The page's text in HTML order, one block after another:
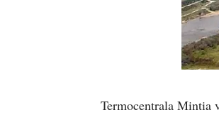
Termocentrala Mintia